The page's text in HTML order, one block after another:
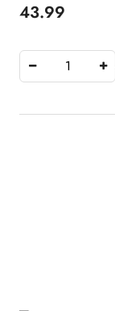
Price:
43.99